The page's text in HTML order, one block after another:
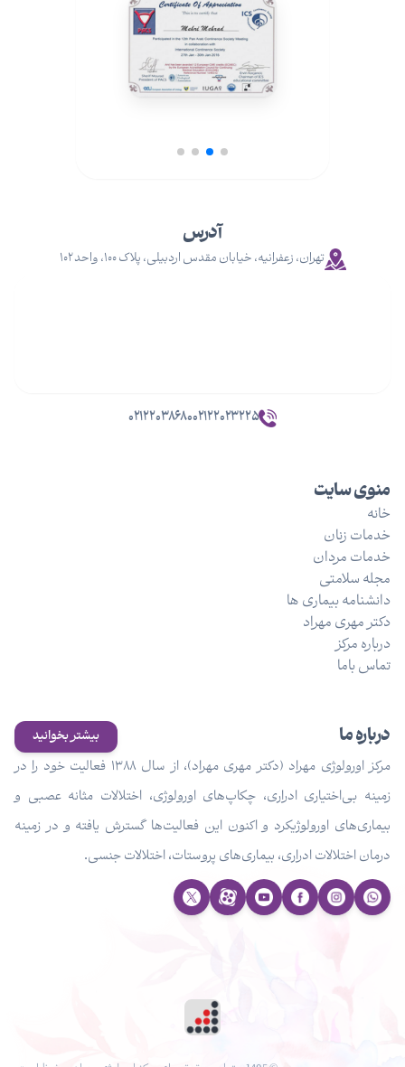
درباره ما بیشتر بخوانید
مرکز اورولوژی مهراد (دکتر مهری مهراد)، از سال ۱۳۸۸ فعالیت خود را در
زمینه بی‌اختیاری ادراری، چکاپ‌های اورولوژی، اختلالات مثانه عصبی و
بیماری‌های اورولوژیکرد و اکنون این فعالیت‌ها گسترش یافته و در زمینه
درمان اختلالات ادراری، بیماری‌های پروستات، اختلالات جنسی.
منوی سایت
خانه
خدمات زنان
خدمات مردان
مجله سلامتی
دانشنامه بیماری ها
دکتر مهری مهراد
درباره مرکز
تماس باما
آدرس
تهران، زعفرانیه، خیابان مقدس اردبیلی، پلاک ۱۰۰، واحد ۱۰۲
۰۲۱۲۲۰۲۳۲۲۵۰۲۱۲۲۰۳۸۶۸۰